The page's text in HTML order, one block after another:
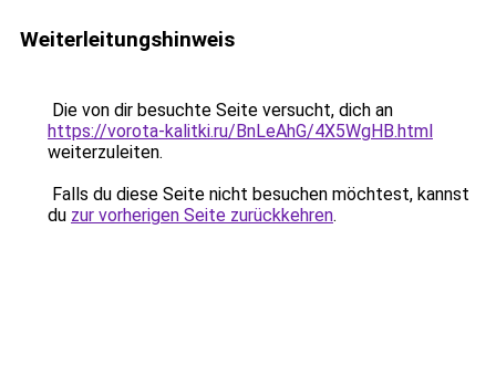
Weiterleitungshinweis
Die von dir besuchte Seite versucht, dich an
https://vorota-kalitki.ru/BnLeAhG/4X5WgHB.html
weiterzuleiten.
Falls du diese Seite nicht besuchen möchtest, kannst
du zur vorherigen Seite zurückkehren.